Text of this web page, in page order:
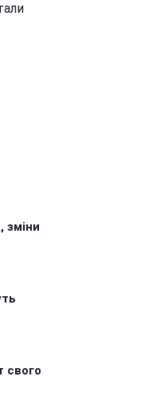
зміни
свого